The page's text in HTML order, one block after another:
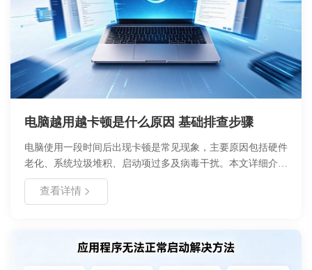
电脑越用越卡顿是什么原因 基础排查步骤
电脑使用一段时间后出现卡顿是常见现象，主要原因包括硬件
老化、系统垃圾堆积、启动项过多及病毒干扰。本文详细介绍
了卡顿的核心成因，提供了适合小白的基礎排查步骤，涵盖软
件优化、磁盘清理及硬件升级方案。通过科学维护，可显著延
查看详情